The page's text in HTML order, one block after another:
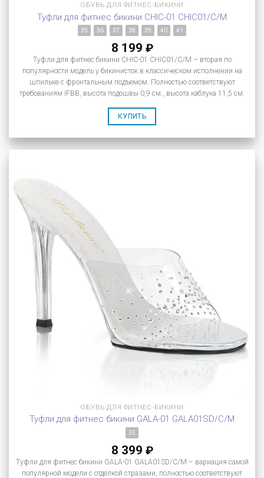
ОБУВЬ ДЛЯ ФИТНЕС-БИКИНИ
Туфли для фитнес бикини CHIC-01 CHIC01/C/M
35 36 37 38 39 40 41
8 199 ₽
Туфли для фитнес бикини CHIC-01 CHIC01/C/M – вторая по
популярности модель у бикинисток в классическом исполнении на
шпильке с фронтальным подъемом. Полностью соответствуют
требованиям IFBB, высота подошвы 0,9 см., высота каблука 11,5 см.
КУПИТЬ
ОБУВЬ ДЛЯ ФИТНЕС-БИКИНИ
Туфли для фитнес бикини GALA-01 GALA01SD/C/M
35
8 399 ₽
Туфли для фитнес бикини GALA-01 GALA01SD/C/M – вариация самой
популярной модели с отделкой стразами, полностью соответствуют